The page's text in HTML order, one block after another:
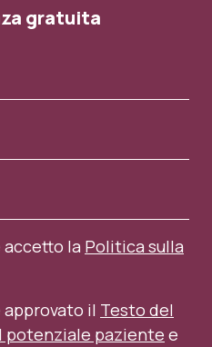
gratuita
accetto la Politica sulla
il Testo del
potenziale paziente e